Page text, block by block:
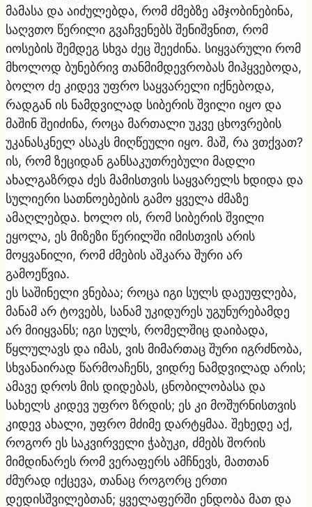
მამასა და აიძულებდა, რომ ძმებზე ამჯობინებინა,
საღვთო წერილი გვაჩვენებს შენიშვნით, რომ
იოსების შემდეგ სხვა ძეც შეეძინა. სიყვარული რომ
მხოლოდ ბუნებრივ თანმიმდევრობას მიჰყვებოდა,
ბოლო ძე კიდევ უფრო საყვარელი იქნებოდა,
რადგან ის ნამდვილად სიბერის შვილი იყო და
მაშინ შეიძინა, როცა მართალი უკვე ცხოვრების
უკანასკნელ ასაკს მიღწეული იყო. მაშ, რა ვთქვათ?
ის, რომ ზეციდან განსაკუთრებული მადლი
ახალგაზრდა ძეს მამისთვის საყვარელს ხდიდა და
სულიერი სათნოებების გამო ყველა ძმაზე
ამაღლებდა. ხოლო ის, რომ სიბერის შვილი
ეყოლა, ეს მიზეზი წერილში იმისთვის არის
მოყვანილი, რომ ძმების აშკარა შური არ
გამოეწვია.
ეს საშინელი ვნებაა; როცა იგი სულს დაეუფლება,
მანამ არ ტოვებს, სანამ უკიდურეს უგუნურებამდე
არ მიიყვანს; იგი სულს, რომელშიც დაიბადა,
წყლულავს და იმას, ვის მიმართაც შური იგრძნობა,
სხვანაირად წარმოაჩენს, ვიდრე ნამდვილად არის;
ამავე დროს მის დიდებას, ცნობილობასა და
სახელს კიდევ უფრო ზრდის; ეს კი მოშურნისთვის
კიდევ ახალი, უფრო მძიმე დარტყმაა. შეხედე აქ,
როგორ ეს საკვირველი ჭაბუკი, ძმებს შორის
მიმდინარეს რომ ვერაფერს ამჩნევს, მათთან
ძმურად იქცევა, თანაც როგორც ერთი
დედისშვილებთან; ყველაფერში ენდობა მათ და